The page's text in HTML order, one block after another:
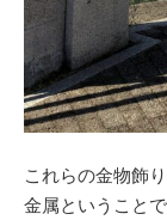
これらの金物飾
金属ということ